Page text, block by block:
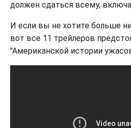
должен сдаться всему,
И если вы не хотите больше
вот все 11 трейлеров
"Американской истории